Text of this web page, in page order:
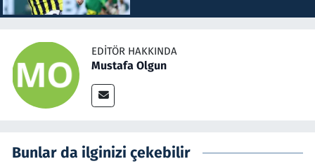
EDITÖR HAKKINDA
Mustafa Olgun
Bunlar da ilginizi çekebilir